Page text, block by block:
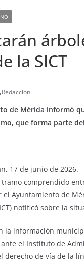
la SICT
Redaccion
de Mérida informó
que forma parte
17 de junio de
tramo comprendido
el Ayuntamiento de
notificó sobre la
la información
el Instituto de
derecho de vía de la